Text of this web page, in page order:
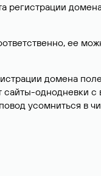
регистрации
ее
домена
сайты-однодневки
усомниться в